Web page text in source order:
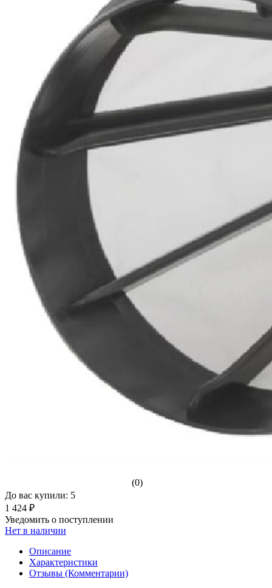
(0)
До вас купили: 5
1 424 ₽
Уведомить о поступлении
Нет в наличии
Описание
Характеристики
Отзывы (Комментарии)